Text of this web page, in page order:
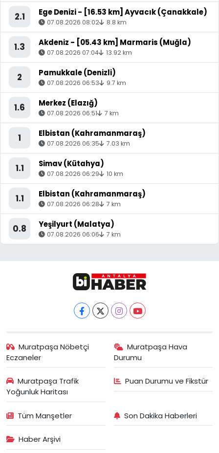
2.1 Ege Denizi - [16.53 km] Ayvacık (Çanakkale)
07.08.2026 08:02 8.8 km
1.3 Akdeniz - [05.43 km] Marmaris (Muğla)
07.08.2026 07:04 13.92 km
2 Pamukkale (Denizli)
07.08.2026 06:53 9.7 km
1.6 Merkez (Elazığ)
07.08.2026 06:51 7 km
1 Elbistan (Kahramanmaraş)
07.08.2026 06:35 7.03 km
1.1 Simav (Kütahya)
07.08.2026 06:29 10 km
1.1 Elbistan (Kahramanmaraş)
07.08.2026 06:28 7 km
0.8 Yeşilyurt (Malatya)
07.08.2026 06:06 7 km
Muratpaşa Nöbetçi
Eczaneler
Muratpaşa Hava
Durumu
Muratpaşa Trafik
Yoğunluk Haritası
Puan Durumu ve Fikstür
Tüm Manşetler Son Dakika Haberleri
Haber Arşivi